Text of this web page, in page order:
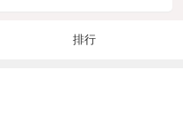
排行